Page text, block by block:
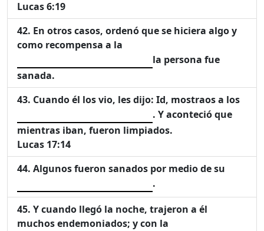
Lucas 6:19
En otros casos, ordenó que se hiciera algo y
como recompensa a la
la persona fue
sanada.
Cuando él los vio, les dijo: Id, mostraos a los
. Y aconteció que
mientras iban, fueron limpiados.
Lucas 17:14
Algunos fueron sanados por medio de su
.
Y cuando llegó la noche, trajeron a él
muchos endemoniados; y con la